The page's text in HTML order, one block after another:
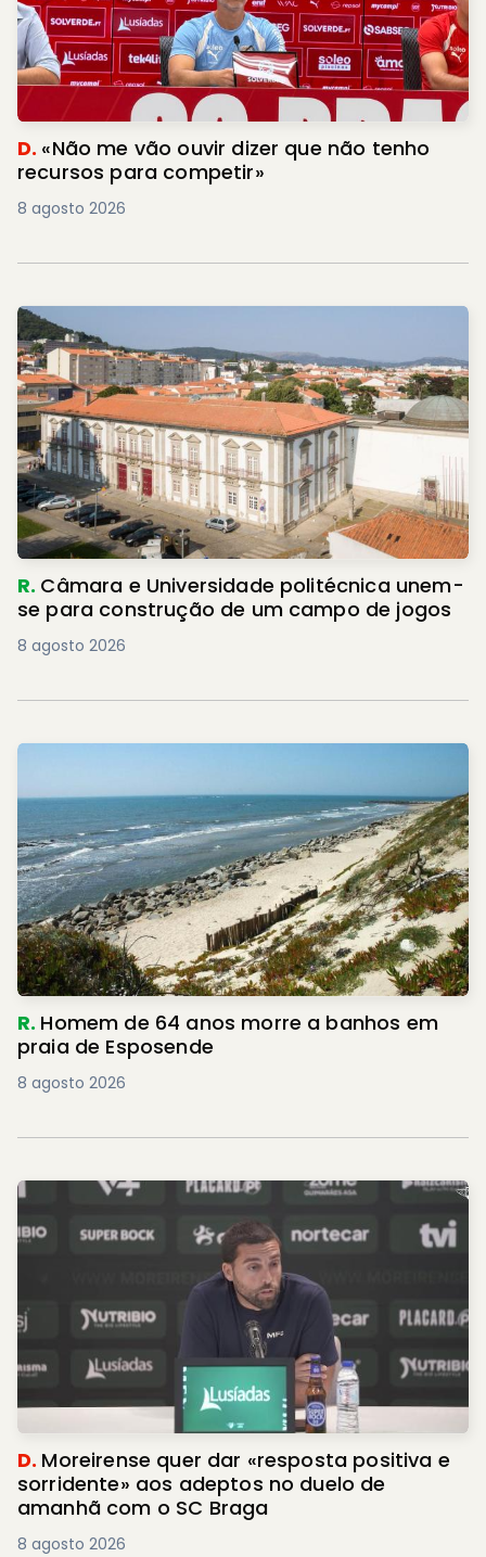
D. «Não me vão ouvir dizer que não tenho
recursos para competir»
8 agosto 2026
R. Câmara e Universidade politécnica unem-
se para construção de um campo de jogos
8 agosto 2026
R. Homem de 64 anos morre a banhos em
praia de Esposende
8 agosto 2026
D. Moreirense quer dar «resposta positiva e
sorridente» aos adeptos no duelo de
amanhã com o SC Braga
8 agosto 2026